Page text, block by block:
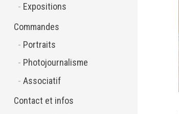
Expositions
Commandes
Portraits
Photojournalisme
Associatif
Contact et infos